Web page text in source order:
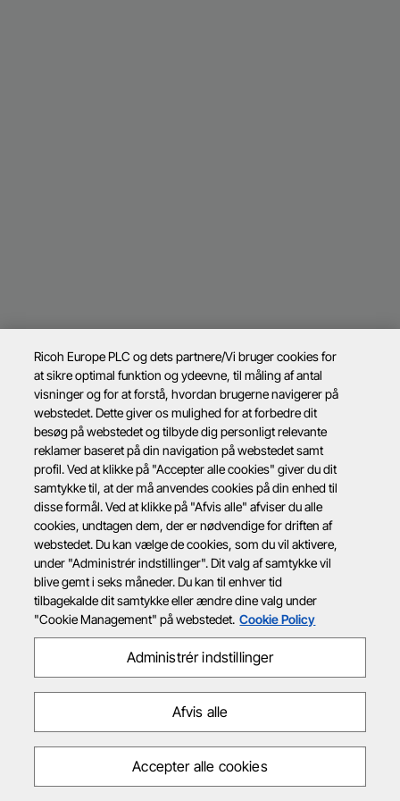
Ricoh Europe PLC og dets partnere/Vi bruger cookies for
at sikre optimal funktion og ydeevne, til måling af antal
visninger og for at forstå, hvordan brugerne navigerer på
webstedet. Dette giver os mulighed for at forbedre dit
besøg på webstedet og tilbyde dig personligt relevante
reklamer baseret på din navigation på webstedet samt
profil. Ved at klikke på "Accepter alle cookies" giver du dit
samtykke til, at der må anvendes cookies på din enhed til
disse formål. Ved at klikke på "Afvis alle" afviser du alle
cookies, undtagen dem, der er nødvendige for driften af
webstedet. Du kan vælge de cookies, som du vil aktivere,
under "Administrér indstillinger". Dit valg af samtykke vil
blive gemt i seks måneder. Du kan til enhver tid
tilbagekalde dit samtykke eller ændre dine valg under
"Cookie Management" på webstedet. Cookie Policy
Administrér indstillinger
Afvis alle
Accepter alle cookies